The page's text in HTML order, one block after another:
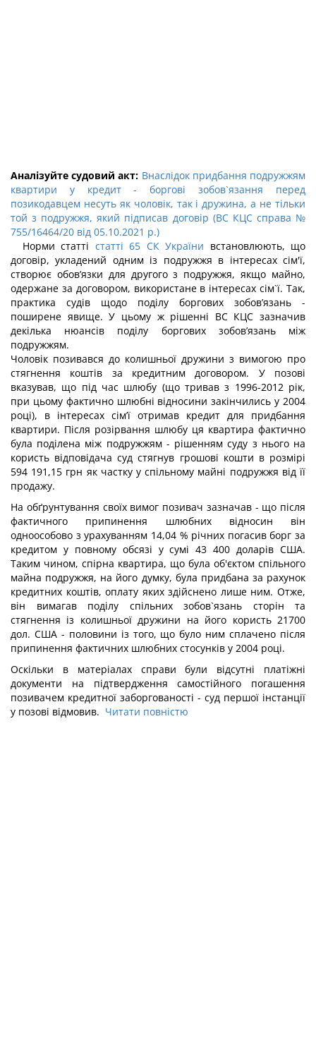
Аналізуйте судовий акт: Внаслідок придбання подружжям
квартири у кредит - боргові зобов`язання перед
позикодавцем несуть як чоловік, так і дружина, а не тільки
той з подружжя, який підписав договір (ВС КЦС справа №
755/16464/20 від 05.10.2021 р.)
Норми статті статті 65 СК України встановлюють, що
договір, укладений одним із подружжя в інтересах сім'ї,
створює обов’язки для другого з подружжя, якщо майно,
одержане за договором, використане в інтересах сім`ї. Так,
практика судів щодо поділу боргових зобов’язань -
поширене явище. У цьому ж рішенні ВС КЦС зазначив
декілька нюансів поділу боргових зобов’язань між
подружжям.
Чоловік позивався до колишньої дружини з вимогою про
стягнення коштів за кредитним договором. У позові
вказував, що під час шлюбу (що тривав з 1996-2012 рік,
при цьому фактично шлюбні відносини закінчились у 2004
році), в інтересах сім’ї отримав кредит для придбання
квартири. Після розірвання шлюбу ця квартира фактично
була поділена між подружжям - рішенням суду з нього на
користь відповідача суд стягнув грошові кошти в розмірі
594 191,15 грн як частку у спільному майні подружжя від її
продажу.
На обґрунтування своїх вимог позивач зазначав - що після
фактичного припинення шлюбних відносин він
одноособово з урахуванням 14,04 % річних погасив борг за
кредитом у повному обсязі у сумі 43 400 доларів США.
Таким чином, спірна квартира, що була об'єктом спільного
майна подружжя, на його думку, була придбана за рахунок
кредитних коштів, оплату яких здійснено лише ним. Отже,
він вимагав поділу спільних зобов`язань сторін та
стягнення із колишньої дружини на його користь 21700
дол. США - половини із того, що було ним сплачено після
припинення фактичних шлюбних стосунків у 2004 році.
Оскільки в матеріалах справи були відсутні платіжні
документи на підтвердження самостійного погашення
позивачем кредитної заборгованості - суд першої інстанції
у позові відмовив. Читати повністю